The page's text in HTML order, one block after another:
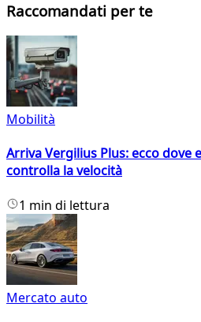
Raccomandati per te
Mobilità
Arriva Vergilius Plus: ecco
controlla la velocità
1 min di lettura
Mercato auto